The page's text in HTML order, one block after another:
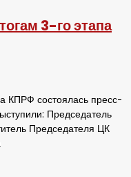
3-го этапа
КПРФ состоялась пресс-
Председатель
Председателя ЦК